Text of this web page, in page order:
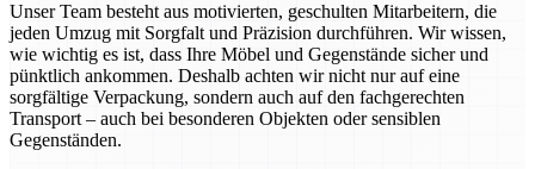
Unser Team besteht aus motivierten, geschulten Mitarbeitern, die
jeden Umzug mit Sorgfalt und Präzision durchführen. Wir wissen,
wie wichtig es ist, dass Ihre Möbel und Gegenstände sicher und
pünktlich ankommen. Deshalb achten wir nicht nur auf eine
sorgfältige Verpackung, sondern auch auf den fachgerechten
Transport – auch bei besonderen Objekten oder sensiblen
Gegenständen.